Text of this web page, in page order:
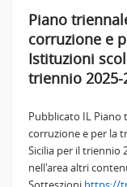
Piano
corruzione e
Istituzioni
triennio 2025-
Pubblicato IL Piano
corruzione e per la
Sicilia per il triennio
nell'area altri